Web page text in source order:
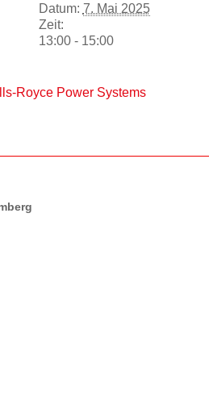
Datum: 7. Mai 2025
Zeit:
13:00 - 15:00
Royce Power Systems